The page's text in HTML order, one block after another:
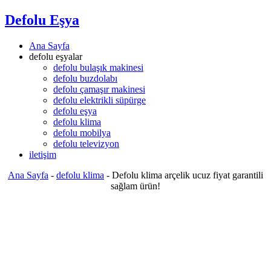
Defolu Eşya
Ana Sayfa
defolu eşyalar
defolu bulaşık makinesi
defolu buzdolabı
defolu çamaşır makinesi
defolu elektrikli süpürge
defolu eşya
defolu klima
defolu mobilya
defolu televizyon
iletişim
Ana Sayfa - defolu klima - Defolu klima arçelik ucuz fiyat garantili
sağlam ürün!